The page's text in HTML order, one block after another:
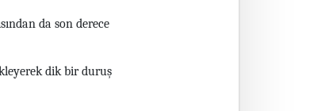
da son derece
dik bir duruş